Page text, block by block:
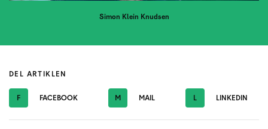
Simon Klein Knudsen
DEL ARTIKLEN
F FACEBOOK M MAIL L LINKEDIN